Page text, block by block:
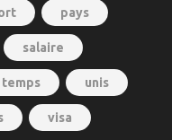
pays
salaire
temps unis
visa